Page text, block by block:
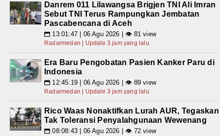
Danrem 011 Lilawangsa Brigjen TNI Ali Imran
Sebut TNI Terus Rampungkan Jembatan
Pascabencana di Aceh
📅 13:01:47 | 06 Agu 2026 | 👁 81 view
Radarmedan | Update 3 jam yang lalu
Era Baru Pengobatan Pasien Kanker Paru di
Indonesia
📅 12:45:19 | 06 Agu 2026 | 👁 89 view
Radarmedan | Update 3 jam yang lalu
Rico Waas Nonaktifkan Lurah AUR, Tegaskan
Tak Toleransi Penyalahgunaan Wewenang
📅 08:08:43 | 06 Agu 2026 | 👁 72 view